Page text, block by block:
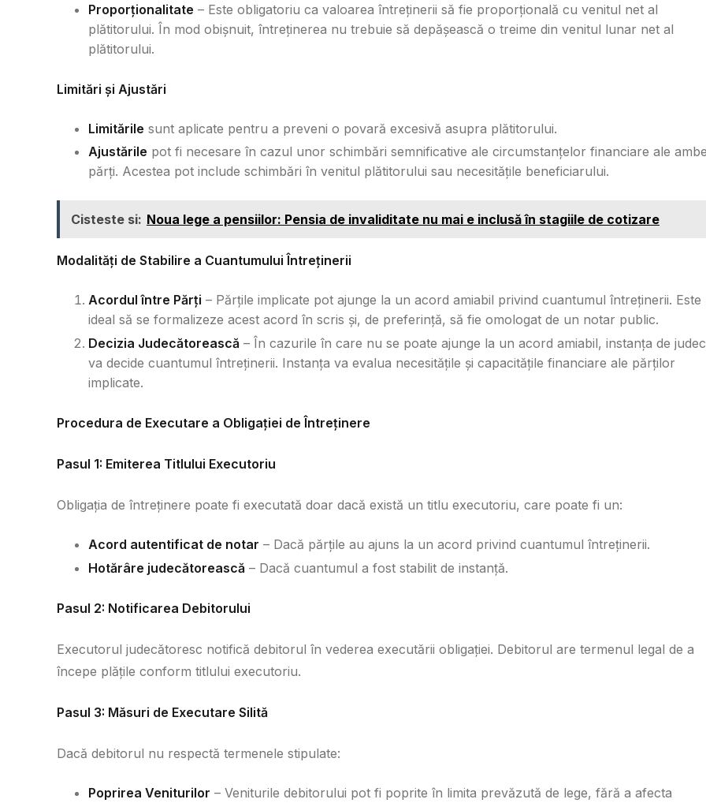
Proporționalitate – Este obligatoriu ca valoarea întreținerii să fie proporțională cu venitul net al
plătitorului. În mod obișnuit, întreținerea nu trebuie să depășească o treime din venitul lunar net al
plătitorului.
Limitări și Ajustări
Limitările sunt aplicate pentru a preveni o povară excesivă asupra plătitorului.
Ajustările pot fi necesare în cazul unor schimbări semnificative ale circumstanțelor financiare ale
părți. Acestea pot include schimbări în venitul plătitorului sau necesitățile beneficiarului.
Cisteste si: Noua lege a pensiilor: Pensia de invaliditate nu mai e inclusă în stagiile de cotizare
Modalități de Stabilire a Cuantumului Întreținerii
Acordul între Părți – Părțile implicate pot ajunge la un acord amiabil privind cuantumul întreținerii. Este
ideal să se formalizeze acest acord în scris și, de preferință, să fie omologat de un notar public.
Decizia Judecătorească – În cazurile în care nu se poate ajunge la un acord amiabil, instanța de
va decide cuantumul întreținerii. Instanța va evalua necesitățile și capacitățile financiare ale părților
implicate.
Procedura de Executare a Obligației de Întreținere
Pasul 1: Emiterea Titlului Executoriu
Obligația de întreținere poate fi executată doar dacă există un titlu executoriu, care poate fi un:
Acord autentificat de notar – Dacă părțile au ajuns la un acord privind cuantumul întreținerii.
Hotărâre judecătorească – Dacă cuantumul a fost stabilit de instanță.
Pasul 2: Notificarea Debitorului
Executorul judecătoresc notifică debitorul în vederea executării obligației. Debitorul are termenul legal de a
începe plățile conform titlului executoriu.
Pasul 3: Măsuri de Executare Silită
Dacă debitorul nu respectă termenele stipulate:
Poprirea Veniturilor – Veniturile debitorului pot fi poprite în limita prevăzută de lege, fără a afecta